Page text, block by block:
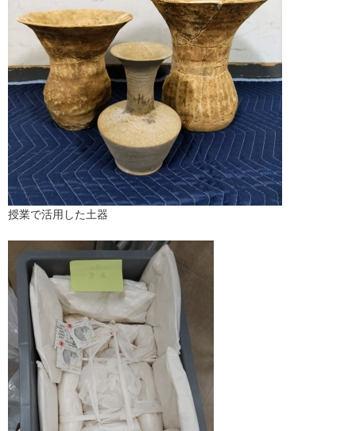
授業で活用した土器